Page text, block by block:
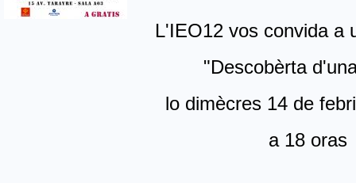
L'IEO12 vos convida a
"Descobèrta
lo dimècres 14 de
a 18 oras